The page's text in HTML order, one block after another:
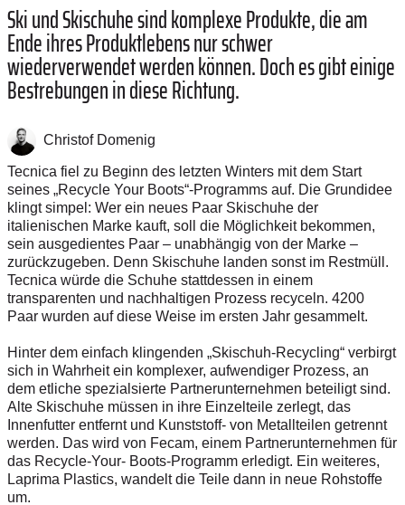
Ski und Skischuhe sind komplexe Produkte, die am
Ende ihres Produktlebens nur schwer
wiederverwendet werden können. Doch es gibt einige
Bestrebungen in diese Richtung.
Christof Domenig
Tecnica fiel zu Beginn des letzten Winters mit dem Start
seines „Recycle Your Boots“-Programms auf. Die Grundidee
klingt simpel: Wer ein neues Paar Skischuhe der
italienischen Marke kauft, soll die Möglichkeit bekommen,
sein ausgedientes Paar – unabhängig von der Marke –
zurückzugeben. Denn Skischuhe landen sonst im Restmüll.
Tecnica würde die Schuhe stattdessen in einem
transparenten und nachhaltigen Prozess recyceln. 4200
Paar wurden auf diese Weise im ersten Jahr gesammelt.
Hinter dem einfach klingenden „Skischuh-Recycling“ verbirgt
sich in Wahrheit ein komplexer, aufwendiger Prozess, an
dem etliche spezialsierte Partnerunternehmen beteiligt sind.
Alte Skischuhe müssen in ihre Einzelteile zerlegt, das
Innenfutter entfernt und Kunststoff- von Metallteilen getrennt
werden. Das wird von Fecam, einem Partnerunternehmen für
das Recycle-Your- Boots-Programm erledigt. Ein weiteres,
Laprima Plastics, wandelt die Teile dann in neue Rohstoffe
um.